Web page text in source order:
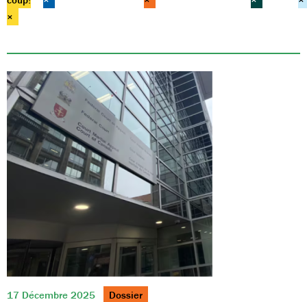
17 Décembre 2025 Dossier
×